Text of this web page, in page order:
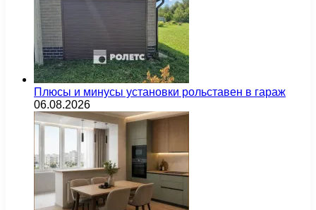
Плюсы и минусы установки рольставен в гараж
06.08.2026